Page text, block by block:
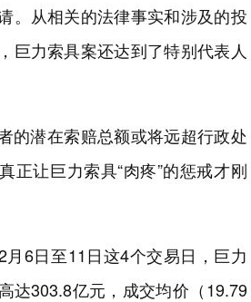
。从相关的法律事实和涉及的投
巨力索具案还达到了特别代表人
的潜在索赔总额或将远超行政处
正让巨力索具“肉疼”的惩戒才刚
月6日至11日这4个交易日，巨力
达303.8亿元，成交均价（19.79